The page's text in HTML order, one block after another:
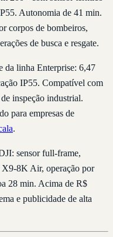
Autonomia de 41 min.
corpos de bombeiros,
de busca e resgate.
da linha Enterprise: 6,47
IP55. Compatível com
inspeção industrial.
para empresas de
.
sensor full-frame,
8K Air, operação por
28 min. Acima de R$
e publicidade de alta